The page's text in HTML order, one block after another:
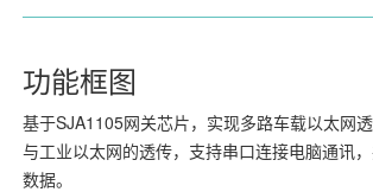
功能框图
基于SJA1105网关芯片，实现多路车载以太网
与工业以太网的透传，支持串口连接电脑通讯
数据。